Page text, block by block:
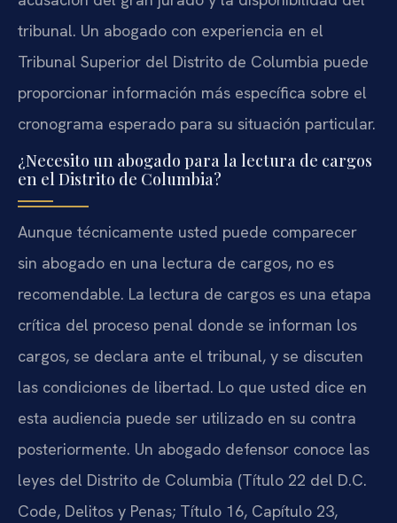
tribunal. Un abogado con experiencia en el
Tribunal Superior del Distrito de Columbia puede
proporcionar información más específica sobre el
cronograma esperado para su situación particular.
¿Necesito un abogado para la lectura de cargos
en el Distrito de Columbia?
Aunque técnicamente usted puede comparecer
sin abogado en una lectura de cargos, no es
recomendable. La lectura de cargos es una etapa
crítica del proceso penal donde se informan los
cargos, se declara ante el tribunal, y se discuten
las condiciones de libertad. Lo que usted dice en
esta audiencia puede ser utilizado en su contra
posteriormente. Un abogado defensor conoce las
leyes del Distrito de Columbia (Título 22 del D.C.
Code, Delitos y Penas; Título 16, Capítulo 23,